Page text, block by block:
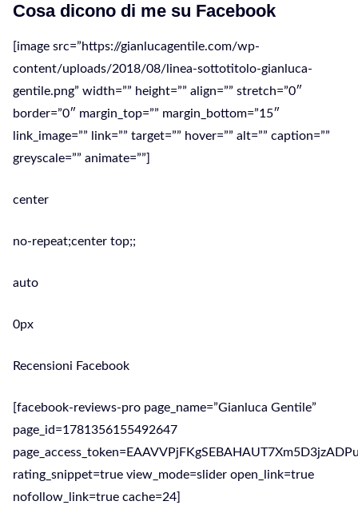
Cosa dicono di me su Facebook
[image src=”https://gianlucagentile.com/wp-
content/uploads/2018/08/linea-sottotitolo-gianluca-
gentile.png” width=”” height=”” align=”” stretch=”0″
border=”0″ margin_top=”” margin_bottom=”15″
link_image=”” link=”” target=”” hover=”” alt=”” caption=””
greyscale=”” animate=””]
center
no-repeat;center top;;
auto
0px
Recensioni Facebook
[facebook-reviews-pro page_name=”Gianluca Gentile”
page_id=1781356155492647
rating_snippet=true view_mode=slider open_link=true
nofollow_link=true cache=24]